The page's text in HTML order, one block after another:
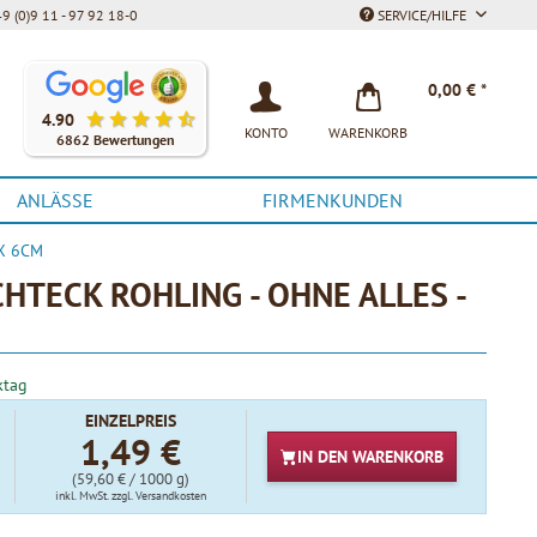
(0)9 11 - 97 92 18-0 SERVICE/HILFE
Unsere Kunden bewerten unsere Produkte und unseren Service
4.90
6862 Bewertungen KONTO WARENKORB
0,00 € *
ANLÄSSE FIRMENKUNDEN
6CM
ROHLING - OHNE ALLES -
EINZELPREIS
1,49 €
(59,60 € / 1000 g)
inkl. MwSt.zzgl. Versandkosten
IN DEN WARENKORB